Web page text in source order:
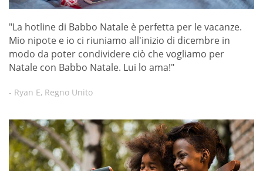
"La hotline di Babbo Natale è perfetta per le vacanze.
Mio nipote e io ci riuniamo all'inizio di dicembre in
modo da poter condividere ciò che vogliamo per
Natale con Babbo Natale. Lui lo ama!"
- Ryan E, Regno Unito